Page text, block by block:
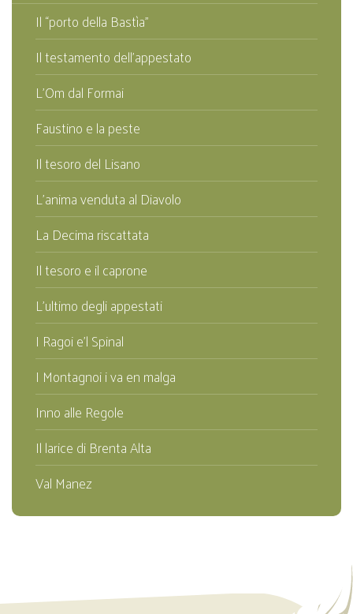
Il “porto della Bastìa”
Il testamento dell’appestato
L’Om dal Formai
Faustino e la peste
Il tesoro del Lisano
L’anima venduta al Diavolo
La Decima riscattata
Il tesoro e il caprone
L'ultimo degli appestati
I Ragoi e'l Spinal
I Montagnoi i va en malga
Inno alle Regole
Il larice di Brenta Alta
Val Manez